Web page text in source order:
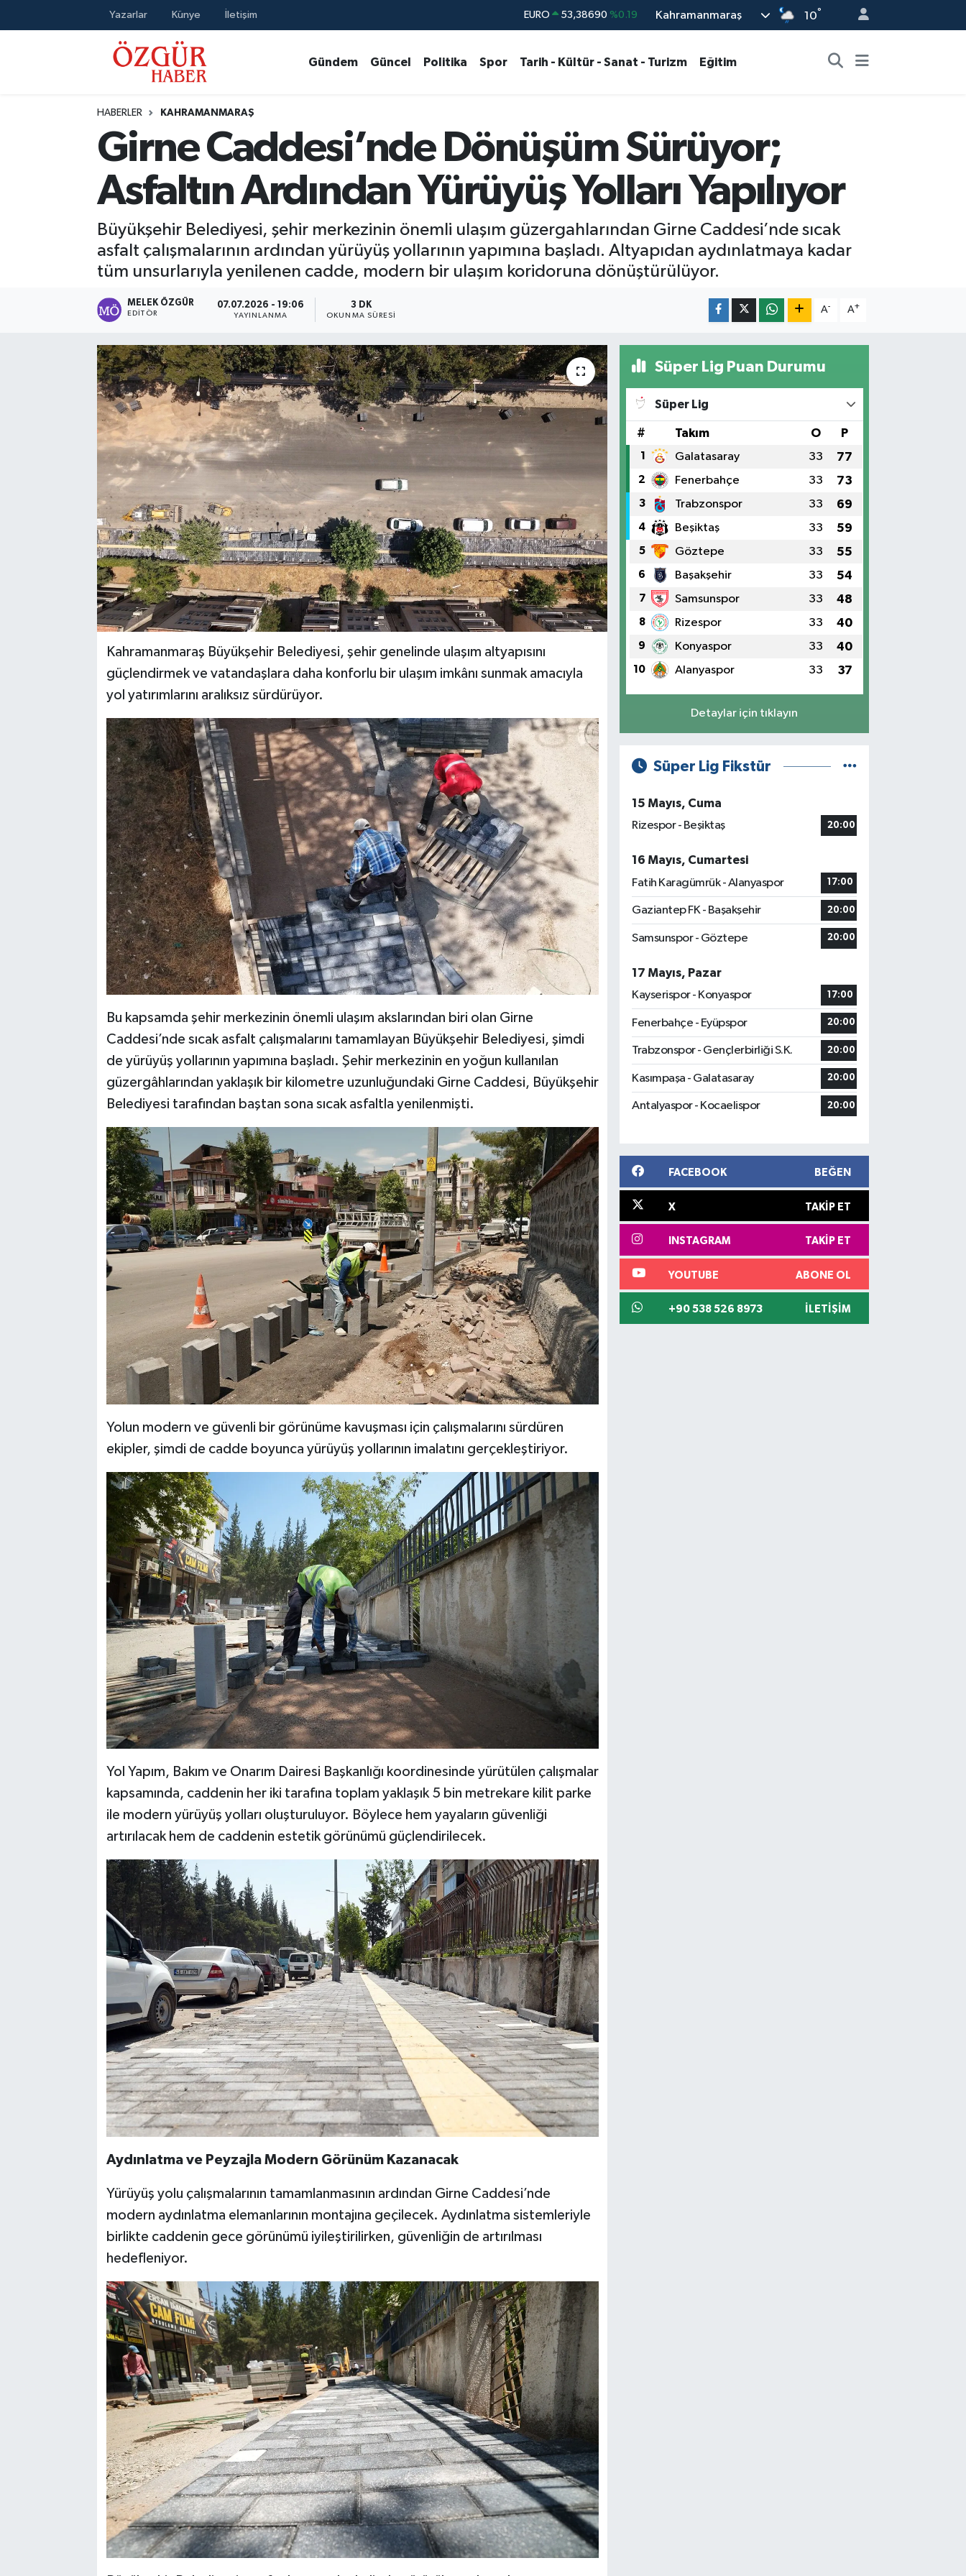
Yazarlar Künye İletişim STERLİN 61,60380 %0.18
BİST100 14.598,00 %0
EURO 53,38690 %0.19
Kahramanmaraş 10°
Gündem Güncel Politika Spor Tarih - Kültür - Sanat - Turizm Eğitim
HABERLER KAHRAMANMARAŞ
Girne Caddesi’nde Dönüşüm Sürüyor;
Asfaltın Ardından Yürüyüş Yolları Yapılıyor
Büyükşehir Belediyesi, şehir merkezinin önemli ulaşım güzergahlarından Girne Caddesi’nde sıcak
asfalt çalışmalarının ardından yürüyüş yollarının yapımına başladı. Altyapıdan aydınlatmaya kadar
tüm unsurlarıyla yenilenen cadde, modern bir ulaşım koridoruna dönüştürülüyor.
MELEK ÖZGÜR
EDITÖR
07.07.2026 - 19:06
YAYINLANMA
3 DK
OKUNMA SÜRESI
A- A+
Kahramanmaraş Büyükşehir Belediyesi, şehir genelinde ulaşım altyapısını
güçlendirmek ve vatandaşlara daha konforlu bir ulaşım imkânı sunmak amacıyla
yol yatırımlarını aralıksız sürdürüyor.
Bu kapsamda şehir merkezinin önemli ulaşım akslarından biri olan Girne
Caddesi’nde sıcak asfalt çalışmalarını tamamlayan Büyükşehir Belediyesi, şimdi
de yürüyüş yollarının yapımına başladı. Şehir merkezinin en yoğun kullanılan
güzergâhlarından yaklaşık bir kilometre uzunluğundaki Girne Caddesi, Büyükşehir
Belediyesi tarafından baştan sona sıcak asfaltla yenilenmişti.
Yolun modern ve güvenli bir görünüme kavuşması için çalışmalarını sürdüren
ekipler, şimdi de cadde boyunca yürüyüş yollarının imalatını gerçekleştiriyor.
Yol Yapım, Bakım ve Onarım Dairesi Başkanlığı koordinesinde yürütülen çalışmalar
kapsamında, caddenin her iki tarafına toplam yaklaşık 5 bin metrekare kilit parke
ile modern yürüyüş yolları oluşturuluyor. Böylece hem yayaların güvenliği
artırılacak hem de caddenin estetik görünümü güçlendirilecek.
Aydınlatma ve Peyzajla Modern Görünüm Kazanacak
Yürüyüş yolu çalışmalarının tamamlanmasının ardından Girne Caddesi’nde
modern aydınlatma elemanlarının montajına geçilecek. Aydınlatma sistemleriyle
birlikte caddenin gece görünümü iyileştirilirken, güvenliğin de artırılması
hedefleniyor.
Süper Lig Puan Durumu
Süper Lig
# Takım O P
1 Galatasaray 33 77
2 Fenerbahçe 33 73
3 Trabzonspor 33 69
4 Beşiktaş 33 59
5 Göztepe 33 55
6 Başakşehir 33 54
7 Samsunspor 33 48
8 Rizespor 33 40
9 Konyaspor 33 40
10 Alanyaspor 33 37
Detaylar için tıklayın
Süper Lig Fikstür
15 Mayıs, Cuma
Rizespor - Beşiktaş
20:00
16 Mayıs, Cumartesi
Fatih Karagümrük - Alanyaspor
17:00
Gaziantep FK - Başakşehir 20:00
Samsunspor - Göztepe 20:00
17 Mayıs, Pazar
Kayserispor - Konyaspor
17:00
Fenerbahçe - Eyüpspor 20:00
Trabzonspor - Gençlerbirliği S.K. 20:00
Kasımpaşa - Galatasaray 20:00
Antalyaspor - Kocaelispor 20:00
FACEBOOK BEĞEN
X TAKIP ET
INSTAGRAM TAKIP ET
YOUTUBE ABONE OL
+90 538 526 8973 İLETIŞIM
MODA - GÜZELLİK
Tarih - Kültür - Sanat - Turizm
Nöbetçi Eczaneler
Trafik Durumu
Süper Lig Puan Durumu ve Fikstür
Tüm Manşetler
Son Dakika Haberleri
Haber Arşivi